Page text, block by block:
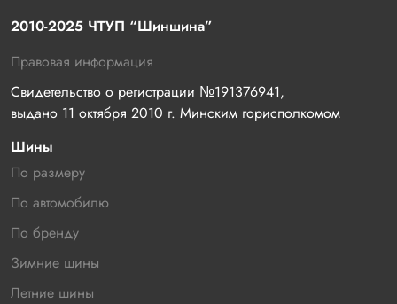
2010-2025 ЧТУП “Шиншина”
Правовая информация
Свидетельство о регистрации №191376941,
выдано 11 октября 2010 г. Минским горисполкомом
Шины
По размеру
По автомобилю
По бренду
Зимние шины
Летние шины